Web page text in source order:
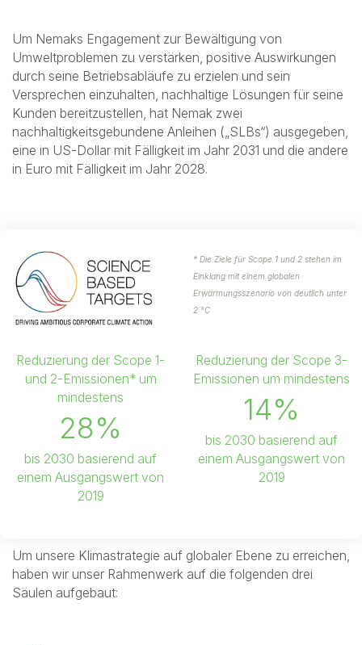
Um Nemaks Engagement zur Bewältigung von
Umweltproblemen zu verstärken, positive Auswirkungen
durch seine Betriebsabläufe zu erzielen und sein
Versprechen einzuhalten, nachhaltige Lösungen für seine
Kunden bereitzustellen, hat Nemak zwei
nachhaltigkeitsgebundene Anleihen („SLBs“) ausgegeben,
eine in US-Dollar mit Fälligkeit im Jahr 2031 und die andere
in Euro mit Fälligkeit im Jahr 2028.
* Die Ziele für Scope 1 und 2 stehen im
Einklang mit einem globalen
Erwärmungsszenario von deutlich unter
2 °C
Reduzierung der Scope 1-
und 2-Emissionen* um
mindestens
28%
bis 2030 basierend auf
einem Ausgangswert von
2019
Reduzierung der Scope 3-
Emissionen um mindestens
14%
bis 2030 basierend auf
einem Ausgangswert von
2019
Um unsere Klimastrategie auf globaler Ebene zu erreichen,
haben wir unser Rahmenwerk auf die folgenden drei
Säulen aufgebaut: